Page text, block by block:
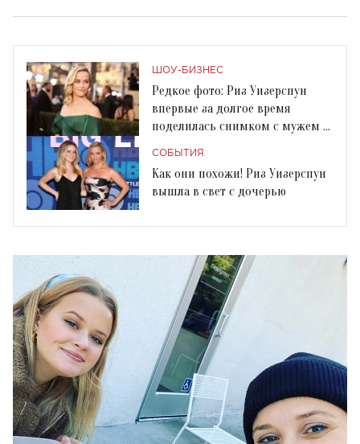
ШОУ-БИЗНЕС
Редкое фото: Риз Уизерспун
впервые за долгое время
поделилась снимком с мужем и
СОБЫТИЯ
Как они похожи! Риз Уизерспун
вышла в свет с дочерью